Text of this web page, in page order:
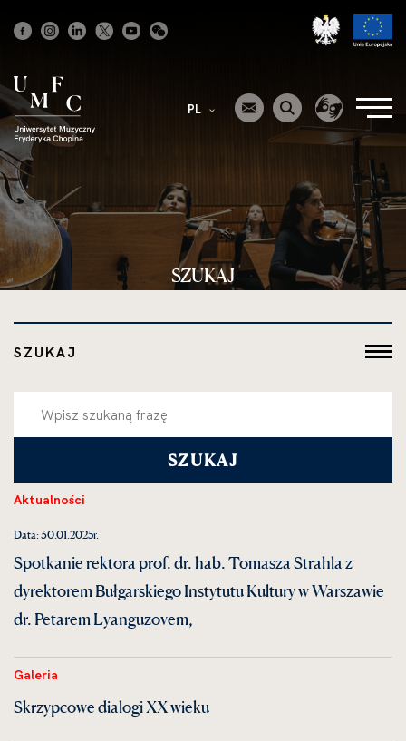
główna
PL
SZUKAJ
SZUKAJ
Aktualności
Data: 30.01.2025r.
Spotkanie rektora prof. dr. hab. Tomasza Strahla z
dyrektorem Bułgarskiego Instytutu Kultury w Warszawie
dr. Petarem Lyanguzovem,
Galeria
Skrzypcowe dialogi XX wieku